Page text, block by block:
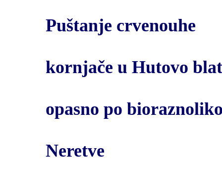
Puštanje crvenouhe
kornjače u Hutovo
opasno po
Neretve